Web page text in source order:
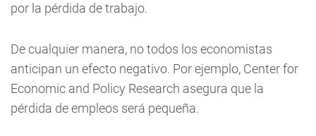
por la pérdida de trabajo.
De cualquier manera, no todos los economistas
anticipan un efecto negativo. Por ejemplo, Center for
Economic and Policy Research asegura que la
pérdida de empleos será pequeña.